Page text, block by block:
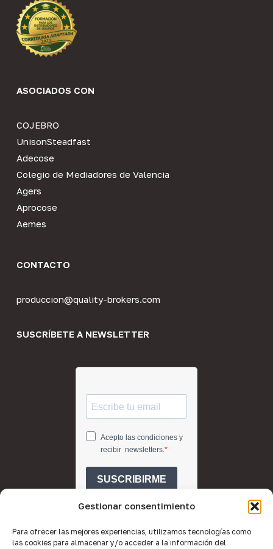
Gestionar consentimiento
Para ofrecer las mejores experiencias, utilizamos tecnologías como
las cookies para almacenar y/o acceder a la información del
ASOCIADOS CON
COJEBRO
UnisonSteadfast
Adecose
Colegio de Mediadores de Valencia
Agers
Aprocose
Aemes
CONTACTO
produccion@quality-brokers.com
SUSCRÍBETE A NEWSLETTER